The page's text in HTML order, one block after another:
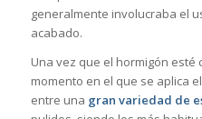
generalmente involucraba el
acabado.
Una vez que el hormigón esté
momento en el que se aplica
entre una gran variedad de